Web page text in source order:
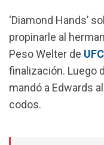
o
k
p
p
a
m
‘Diamond Hands’
propinarle al
Peso Welter de UFC
finalización. Luego
mandó a Edwards
codos.